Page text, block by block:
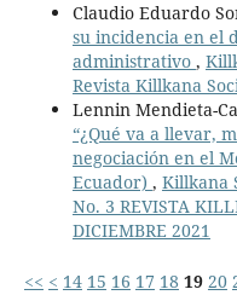
Claudio Eduardo
su incidencia en el
administrativo ,
Revista Killkana
Lennin Mendieta-
“¿Qué va a llevar,
negociación en el
Ecuador) , Killkana
No. 3 REVISTA
DICIEMBRE 2021
<< < 14 15 16 17 18 19 20